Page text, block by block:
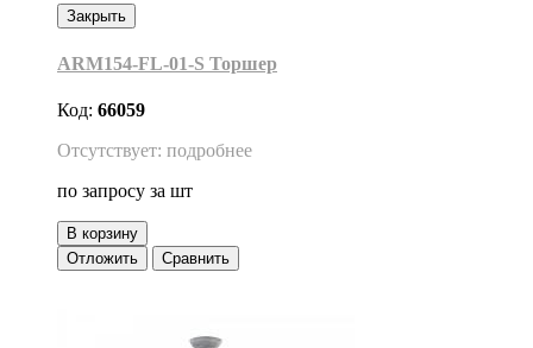
Закрыть
ARM154-FL-01-S Торшер
Код: 66059
Отсутствует: подробнее
по запросу за шт
В корзину
Отложить
Сравнить